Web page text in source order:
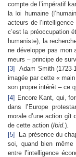
compte de l’impératif
la loi humaine
acteurs de
c’est la pré­occupation
humaniste), la
ne développe pas mon
meurs – principe de
[3]
Adam Smith (1723-
imagée par cette «
son propre intérêt – ce
[4] Encore Kant, qui,
dans l’Europe
morale d’une action gît
de cette action (Ibid.).
[5]
La présence du
soi, quand bien même
entre l’intelligence